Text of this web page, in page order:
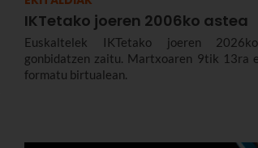
IKTetako joeren 2006ko astea
Euskaltelek IKTetako joeren
gonbidatzen zaitu. Martxoaren 9tik 13ra
formatu birtualean.